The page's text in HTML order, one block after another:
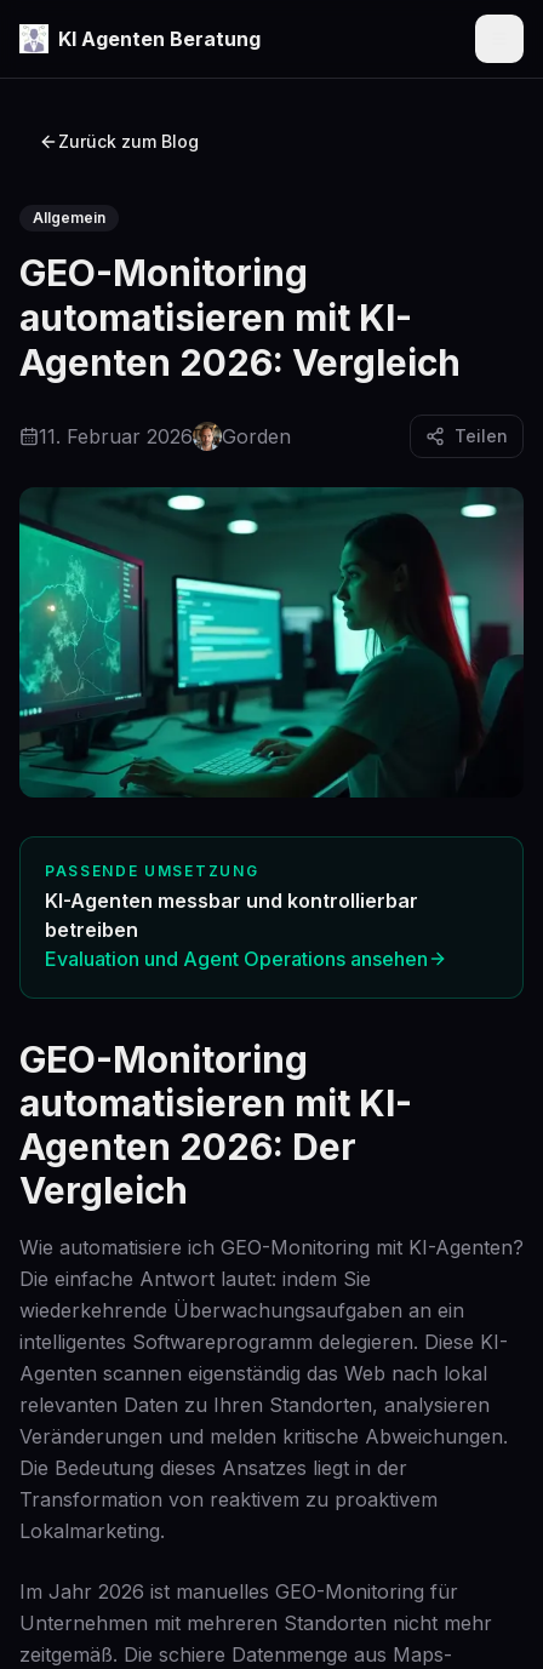
KI Agenten Beratung
Zurück zum Blog
Allgemein
GEO-Monitoring
automatisieren mit KI-
Agenten 2026: Vergleich
11. Februar 2026 Gorden Teilen
PASSENDE UMSETZUNG
KI-Agenten messbar und kontrollierbar
betreiben
Evaluation und Agent Operations ansehen
GEO-Monitoring
automatisieren mit KI-
Agenten 2026: Der
Vergleich
Wie automatisiere ich GEO-Monitoring mit KI-Agenten?
Die einfache Antwort lautet: indem Sie
wiederkehrende Überwachungsaufgaben an ein
intelligentes Softwareprogramm delegieren. Diese KI-
Agenten scannen eigenständig das Web nach lokal
relevanten Daten zu Ihren Standorten, analysieren
Veränderungen und melden kritische Abweichungen.
Die Bedeutung dieses Ansatzes liegt in der
Transformation von reaktivem zu proaktivem
Lokalmarketing.
Im Jahr 2026 ist manuelles GEO-Monitoring für
Unternehmen mit mehreren Standorten nicht mehr
zeitgemäß. Die schiere Datenmenge aus Maps-